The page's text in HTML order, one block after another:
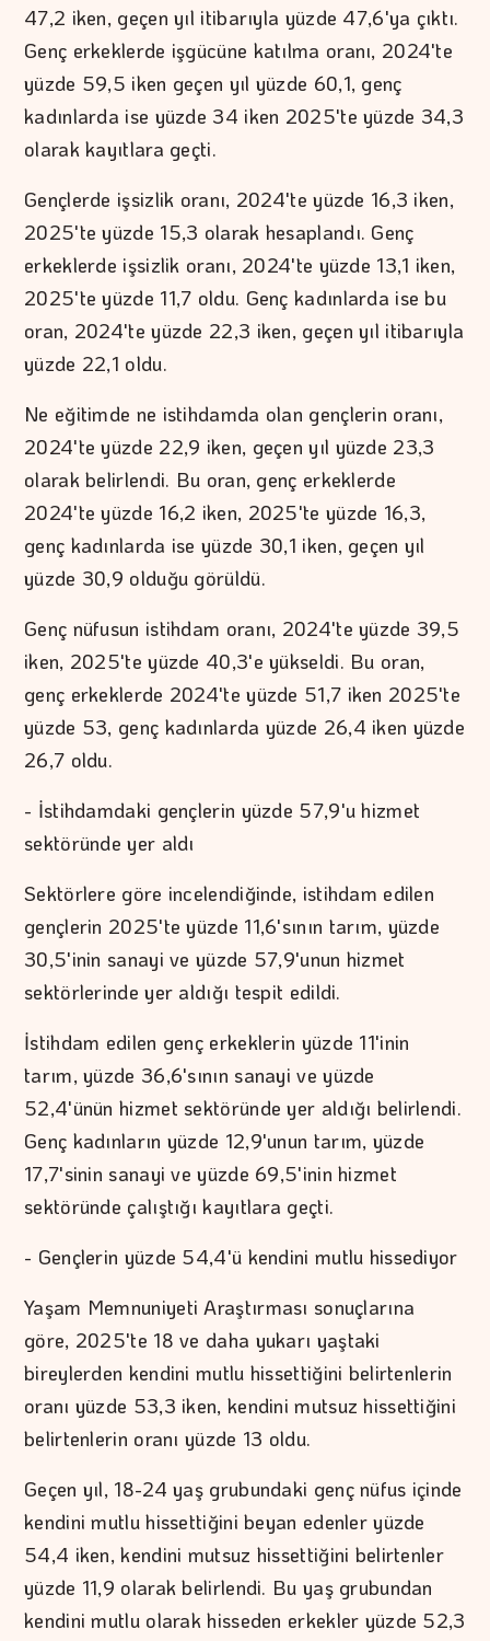
47,2 iken, geçen yıl itibarıyla yüzde 47,6'ya çıktı.
Genç erkeklerde işgücüne katılma oranı, 2024'te
yüzde 59,5 iken geçen yıl yüzde 60,1, genç
kadınlarda ise yüzde 34 iken 2025'te yüzde 34,3
olarak kayıtlara geçti.
Gençlerde işsizlik oranı, 2024'te yüzde 16,3 iken,
2025'te yüzde 15,3 olarak hesaplandı. Genç
erkeklerde işsizlik oranı, 2024'te yüzde 13,1 iken,
2025'te yüzde 11,7 oldu. Genç kadınlarda ise bu
oran, 2024'te yüzde 22,3 iken, geçen yıl itibarıyla
yüzde 22,1 oldu.
Ne eğitimde ne istihdamda olan gençlerin oranı,
2024'te yüzde 22,9 iken, geçen yıl yüzde 23,3
olarak belirlendi. Bu oran, genç erkeklerde
2024'te yüzde 16,2 iken, 2025'te yüzde 16,3,
genç kadınlarda ise yüzde 30,1 iken, geçen yıl
yüzde 30,9 olduğu görüldü.
Genç nüfusun istihdam oranı, 2024'te yüzde 39,5
iken, 2025'te yüzde 40,3'e yükseldi. Bu oran,
genç erkeklerde 2024'te yüzde 51,7 iken 2025'te
yüzde 53, genç kadınlarda yüzde 26,4 iken yüzde
26,7 oldu.
- İstihdamdaki gençlerin yüzde 57,9'u hizmet
sektöründe yer aldı
Sektörlere göre incelendiğinde, istihdam edilen
gençlerin 2025'te yüzde 11,6'sının tarım, yüzde
30,5'inin sanayi ve yüzde 57,9'unun hizmet
sektörlerinde yer aldığı tespit edildi.
İstihdam edilen genç erkeklerin yüzde 11'inin
tarım, yüzde 36,6'sının sanayi ve yüzde
52,4'ünün hizmet sektöründe yer aldığı belirlendi.
Genç kadınların yüzde 12,9'unun tarım, yüzde
17,7'sinin sanayi ve yüzde 69,5'inin hizmet
sektöründe çalıştığı kayıtlara geçti.
- Gençlerin yüzde 54,4'ü kendini mutlu hissediyor
Yaşam Memnuniyeti Araştırması sonuçlarına
göre, 2025'te 18 ve daha yukarı yaştaki
bireylerden kendini mutlu hissettiğini belirtenlerin
oranı yüzde 53,3 iken, kendini mutsuz hissettiğini
belirtenlerin oranı yüzde 13 oldu.
Geçen yıl, 18-24 yaş grubundaki genç nüfus içinde
kendini mutlu hissettiğini beyan edenler yüzde
54,4 iken, kendini mutsuz hissettiğini belirtenler
yüzde 11,9 olarak belirlendi. Bu yaş grubundan
kendini mutlu olarak hisseden erkekler yüzde 52,3